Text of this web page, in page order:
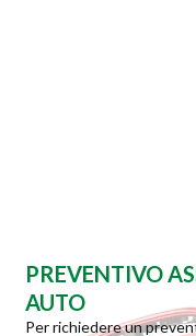
PREVENTIVO
AUTO
Per richiedere un